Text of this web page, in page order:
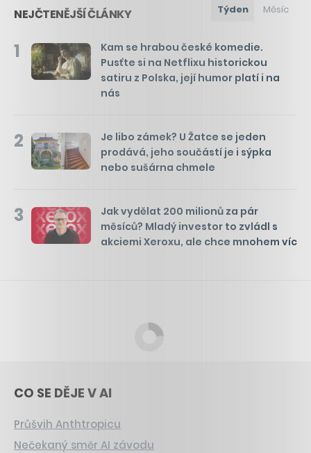
NEJČTENĚJŠÍ ČLÁNKY Týden Měsíc
1
Kam se hrabou české komedie.
Pusťte si na Netflixu historickou
satiru z Polska, její humor platí i na
nás
2
Je libo zámek? U Žatce se jeden
prodává, jeho součástí je i sýpka
nebo sušárna chmele
3
Jak vydělat 200 milionů za pár
měsíců? Mladý investor to zvládl s
akciemi Xeroxu, ale chce mnohem víc
CO SE DĚJE V AI
Průšvih Anthtropicu
Nečekaný směr AI závodu